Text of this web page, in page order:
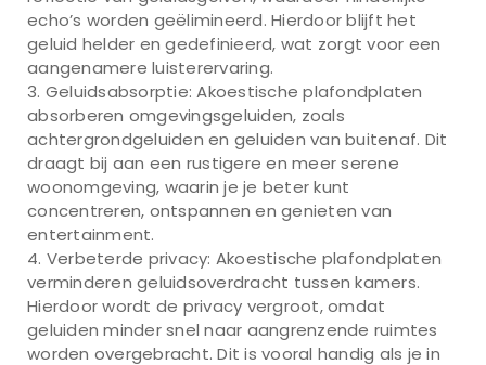
echo’s worden geëlimineerd. Hierdoor blijft het
geluid helder en gedefinieerd, wat zorgt voor een
aangenamere luisterervaring.
Geluidsabsorptie: Akoestische plafondplaten
absorberen omgevingsgeluiden, zoals
achtergrondgeluiden en geluiden van buitenaf. Dit
draagt bij aan een rustigere en meer serene
woonomgeving, waarin je je beter kunt
concentreren, ontspannen en genieten van
entertainment.
Verbeterde privacy: Akoestische plafondplaten
verminderen geluidsoverdracht tussen kamers.
Hierdoor wordt de privacy vergroot, omdat
geluiden minder snel naar aangrenzende ruimtes
worden overgebracht. Dit is vooral handig als je in